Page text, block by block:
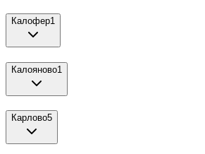
Калофер1
Калояново1
Карлово5